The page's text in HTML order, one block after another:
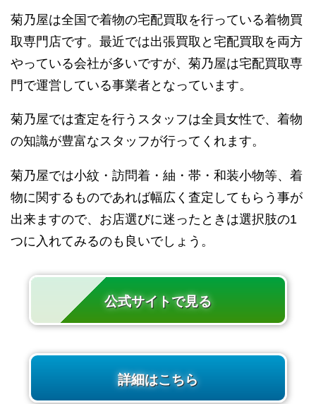
菊乃屋は全国で着物の宅配買取を行っている着物買
取専門店です。最近では出張買取と宅配買取を両方
やっている会社が多いですが、菊乃屋は宅配買取専
門で運営している事業者となっています。
菊乃屋では査定を行うスタッフは全員女性で、着物
の知識が豊富なスタッフが行ってくれます。
菊乃屋では小紋・訪問着・紬・帯・和装小物等、着
物に関するものであれば幅広く査定してもらう事が
出来ますので、お店選びに迷ったときは選択肢の1
つに入れてみるのも良いでしょう。
公式サイトで見る
詳細はこちら